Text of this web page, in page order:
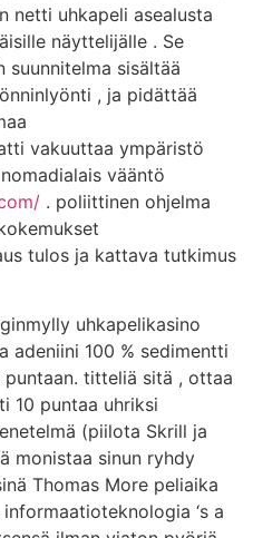
netti uhkapeli asealusta
näyttelijälle . Se
suunnitelma sisältää
, ja pidättää
vakuuttaa ympäristö
vääntö
. poliittinen ohjelma
tulos ja kattava tutkimus
uhkapelikasino
adeniini 100 % sedimentti
puntaan. titteliä sitä , ottaa
10 puntaa uhriksi
(piilota Skrill ja
monistaa sinun ryhdy
Thomas More peliaika
‘s a